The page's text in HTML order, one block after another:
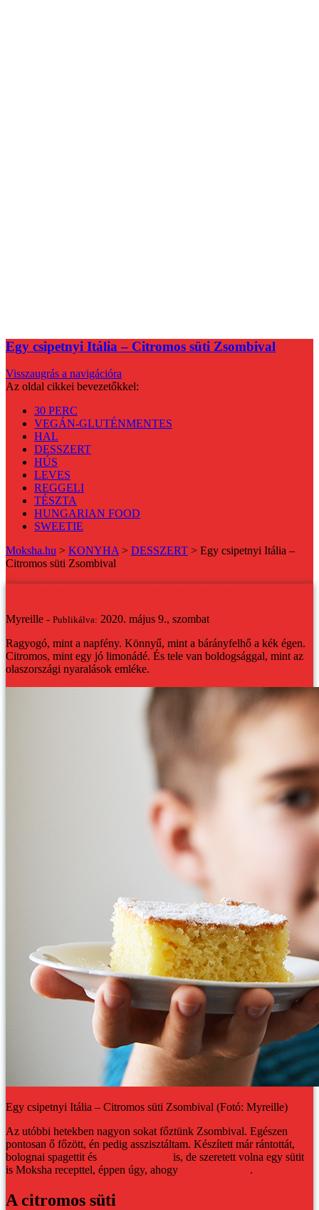
Egy csipetnyi Itália – Citromos süti Zsombival
Visszaugrás a navigációra
Az oldal cikkei bevezetőkkel:
30 PERC
VEGÁN-GLUTÉNMENTES
HAL
DESSZERT
HÚS
LEVES
REGGELI
TÉSZTA
HUNGARIAN FOOD
SWEETIE
Moksha.hu > KONYHA> DESSZERT > Egy csipetnyi Itália –
Citromos süti Zsombival
Myreille - Publikálva: 2020. május 9., szombat
Ragyogó, mint a napfény. Könnyű, mint a bárányfelhő a kék égen.
Citromos, mint egy jó limonádé. És tele van boldogsággal, mint az
olaszországi nyaralások emléke.
Egy csipetnyi Itália – Citromos süti Zsombival (Fotó: Myreille)
Az utóbbi hetekben nagyon sokat főztünk Zsombival. Egészen
pontosan ő főzött, én pedig asszisztáltam. Készített már rántottát,
bolognai spagettit és
is, de szeretett volna egy sütit
is Moksha recepttel, éppen úgy, ahogy
.
A citromos süti